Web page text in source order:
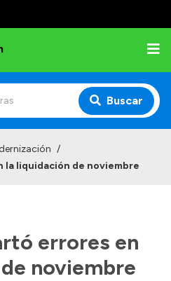
Buscar
/
la liquidación de noviembre
errores en
noviembre